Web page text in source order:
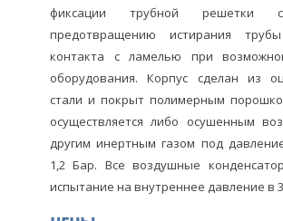
фиксации трубной решетки
предотвращению истирания
контакта с ламелью при
оборудования. Корпус сделан из
стали и покрыт полимерным
осуществляется либо осушенным
другим инертным газом под
1,2 Бар. Все воздушные
испытание на внутреннее давление в